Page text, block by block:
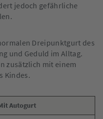
jedoch gefährliche
Dreipunktgurt des
und Geduld im Alltag.
zusätzlich mit einem
Kindes.
Autogurt